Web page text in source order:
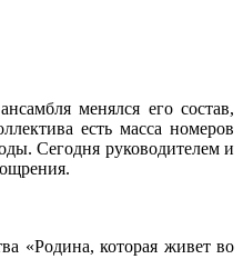
менялся его состав,
есть масса номеров
Сегодня руководителем и
«Родина, которая живет во